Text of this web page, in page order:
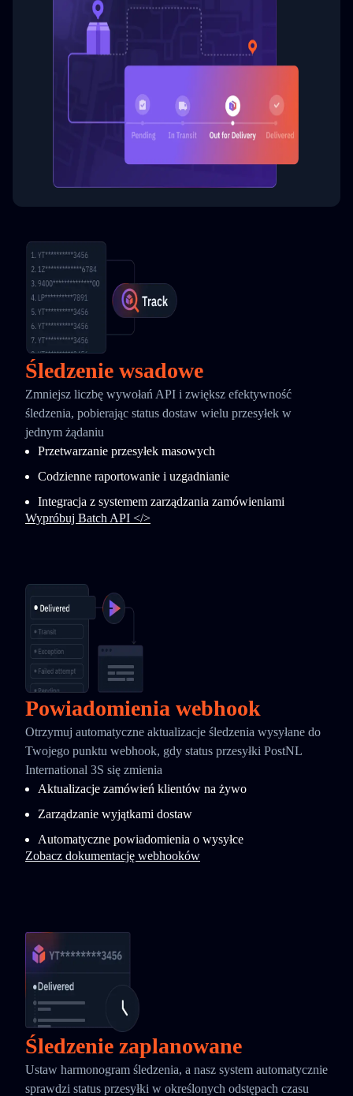
Śledzenie wsadowe
Zmniejsz liczbę wywołań API i zwiększ efektywność
śledzenia, pobierając status dostaw wielu przesyłek w
jednym żądaniu
Przetwarzanie przesyłek masowych
Codzienne raportowanie i uzgadnianie
Integracja z systemem zarządzania zamówieniami
Wypróbuj Batch API </>
Powiadomienia webhook
Otrzymuj automatyczne aktualizacje śledzenia wysyłane do
Twojego punktu webhook, gdy status przesyłki PostNL
International 3S się zmienia
Aktualizacje zamówień klientów na żywo
Zarządzanie wyjątkami dostaw
Automatyczne powiadomienia o wysyłce
Zobacz dokumentację webhooków
Śledzenie zaplanowane
Ustaw harmonogram śledzenia, a nasz system automatycznie
sprawdzi status przesyłki w określonych odstępach czasu